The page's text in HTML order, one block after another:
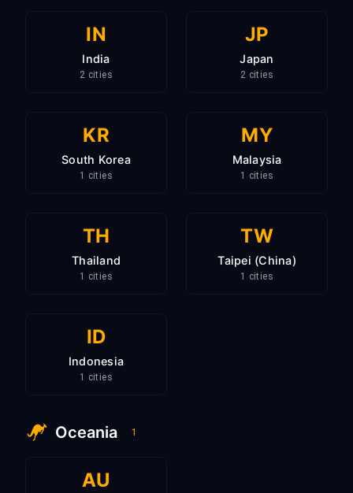
IN
India
2 cities
JP
Japan
2 cities
KR
South Korea
1 cities
MY
Malaysia
1 cities
TH
Thailand
1 cities
TW
Taipei (China)
1 cities
ID
Indonesia
1 cities
Oceania 1
AU